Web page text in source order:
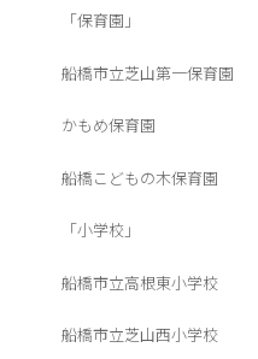
「保育園」
船橋市立芝山第一保育園
かもめ保育園
船橋こどもの木保育園
「小学校」
船橋市立高根東小学校
船橋市立芝山西小学校